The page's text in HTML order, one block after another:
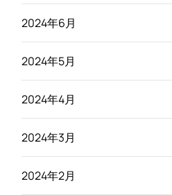
2024年6月
2024年5月
2024年4月
2024年3月
2024年2月